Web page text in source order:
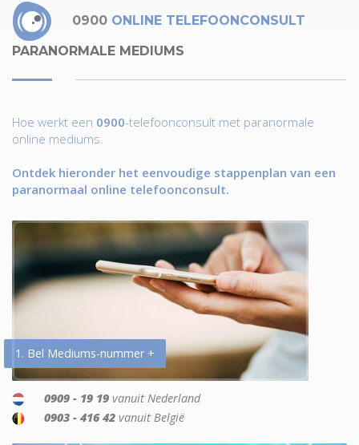
0900 ONLINE TELEFOONCONSULT
PARANORMALE MEDIUMS
Hoe werkt een 0900-telefoonconsult met paranormale
online mediums.
Ontdek hieronder het eenvoudige stappenplan van een
paranormaal online telefoonconsult.
1. Bel Mediums-nummer +
0909 - 19 19 vanuit Nederland
0903 - 416 42 vanuit België